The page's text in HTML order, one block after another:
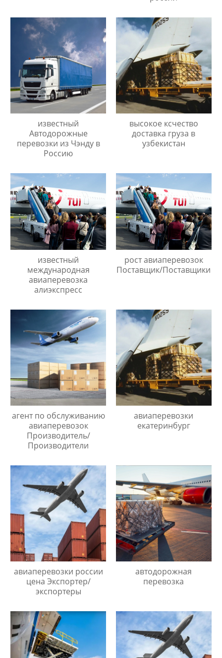
известный
Автодорожные
перевозки из Чэнду в
Россию
высокое ксчество
доставка груза в
узбекистан
известный
международная
авиаперевозка
алиэкспресс
рост авиаперевозок
Поставщик/Поставщики
агент по обслуживанию
авиаперевозок
Производитель/
Производители
авиаперевозки
екатеринбург
авиаперевозки россии
цена Экспортер/
экспортеры
автодорожная
перевозка